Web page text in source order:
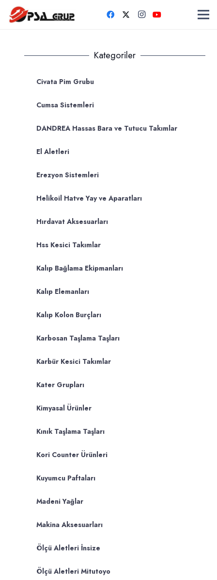
Kategoriler
Civata Pim Grubu
Cumsa Sistemleri
DANDREA Hassas Bara ve Tutucu Takımlar
El Aletleri
Erezyon Sistemleri
Helikoil Hatve Yay ve Aparatları
Hırdavat Aksesuarları
Hss Kesici Takımlar
Kalıp Bağlama Ekipmanları
Kalıp Elemanları
Kalıp Kolon Burçları
Karbosan Taşlama Taşları
Karbür Kesici Takımlar
Kater Grupları
Kimyasal Ürünler
Kınık Taşlama Taşları
Kori Counter Ürünleri
Kuyumcu Paftaları
Madeni Yağlar
Makina Aksesuarları
Ölçü Aletleri İnsize
Ölçü Aletleri Mitutoyo